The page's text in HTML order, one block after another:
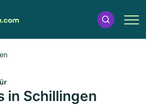
in Schillingen